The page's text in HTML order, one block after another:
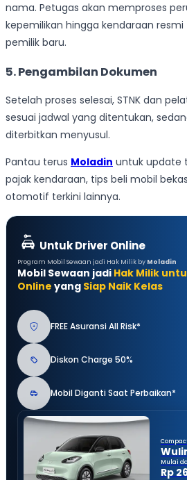
nama. Petugas akan memproses
kepemilikan hingga kendaraan
pemilik baru.
5. Pengambilan Dokumen
Setelah proses selesai, STNK dan
sesuai jadwal yang ditentukan,
diterbitkan menyusul.
Pantau terus Moladin untuk update
pajak kendaraan, tips beli mobil
otomotif terkini lainnya.
Untuk Driver Online
Program Mobil Sewaan jadi Hak Milik by Moladin
Mobil Sewaan jadi Hak Milik
Online yang Siap Naik Kelas
FREE Asuransi All Risk*
Diskon Charge 50%
Mobil Diganti Saat Perbaikan*
Mulai
Rp